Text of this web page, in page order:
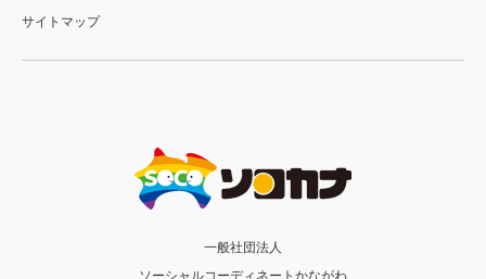
サイトマップ
一般社団法人